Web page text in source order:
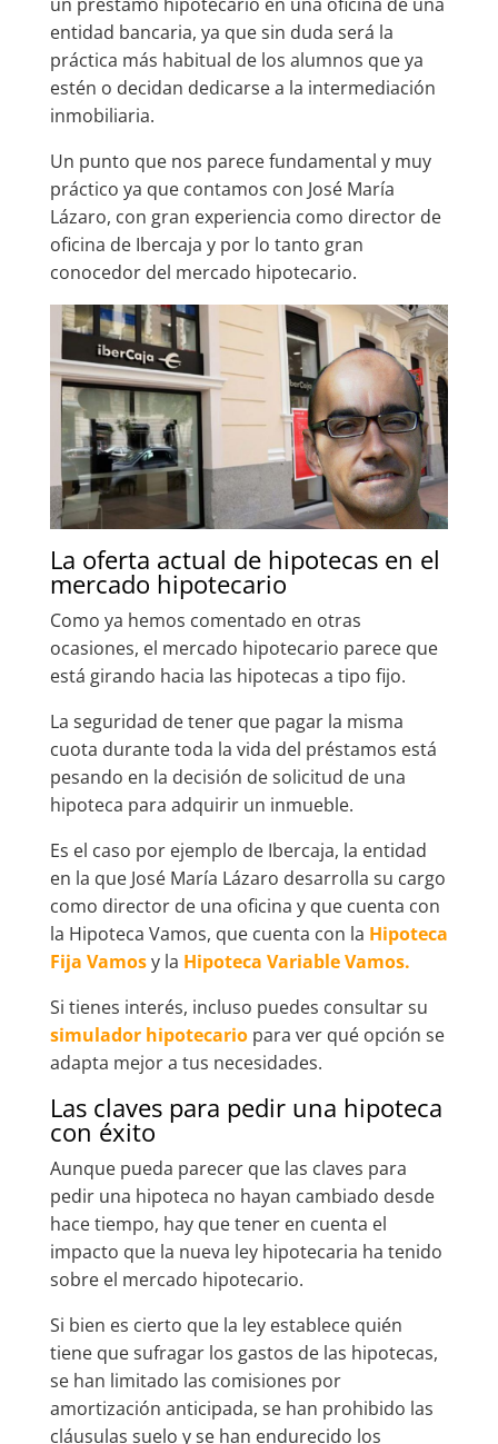
entidad bancaria, ya que sin duda será la
práctica más habitual de los alumnos que ya
estén o decidan dedicarse a la intermediación
inmobiliaria.
Un punto que nos parece fundamental y muy
práctico ya que contamos con José María
Lázaro, con gran experiencia como director de
oficina de Ibercaja y por lo tanto gran
conocedor del mercado hipotecario.
La oferta actual de hipotecas en el
mercado hipotecario
Como ya hemos comentado en otras
ocasiones, el mercado hipotecario parece que
está girando hacia las hipotecas a tipo fijo.
La seguridad de tener que pagar la misma
cuota durante toda la vida del préstamos está
pesando en la decisión de solicitud de una
hipoteca para adquirir un inmueble.
Es el caso por ejemplo de Ibercaja, la entidad
en la que José María Lázaro desarrolla su cargo
como director de una oficina y que cuenta con
la Hipoteca Vamos, que cuenta con la Hipoteca
Fija Vamosy la Hipoteca Variable Vamos.
Si tienes interés, incluso puedes consultar su
simulador hipotecariopara ver qué opción se
adapta mejor a tus necesidades.
Las claves para pedir una hipoteca
con éxito
Aunque pueda parecer que las claves para
pedir una hipoteca no hayan cambiado desde
hace tiempo, hay que tener en cuenta el
impacto que la nueva ley hipotecaria ha tenido
sobre el mercado hipotecario.
Si bien es cierto que la ley establece quién
tiene que sufragar los gastos de las hipotecas,
se han limitado las comisiones por
amortización anticipada, se han prohibido las
cláusulas suelo y se han endurecido los